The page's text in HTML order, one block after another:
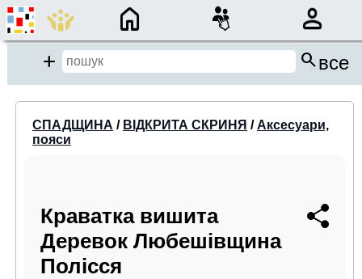
×
Add searchвсе
close
Спадщина
Бібліотека
СПАДЩИНА / ВІДКРИТА СКРИНЯ /Аксесуари,
пояси
Краватка вишита
Деревок Любешівщина
Полісся